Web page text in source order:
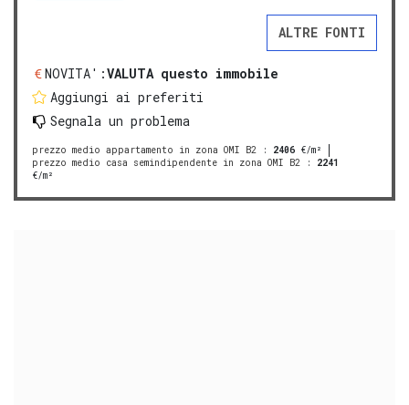
ALTRE FONTI
NOVITA':VALUTA questo immobile
Aggiungi ai preferiti
Segnala un problema
prezzo medio appartamento in zona OMI B2 : 2406 €/m²
prezzo medio casa semindipendente in zona OMI B2 : 2241
€/m²